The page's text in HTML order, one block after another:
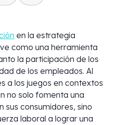
en la estrategia
como una herramienta
la participación de los
de los empleados. Al
a los juegos en contextos
no solo fomenta una
sus consumidores, sino
laboral a lograr una